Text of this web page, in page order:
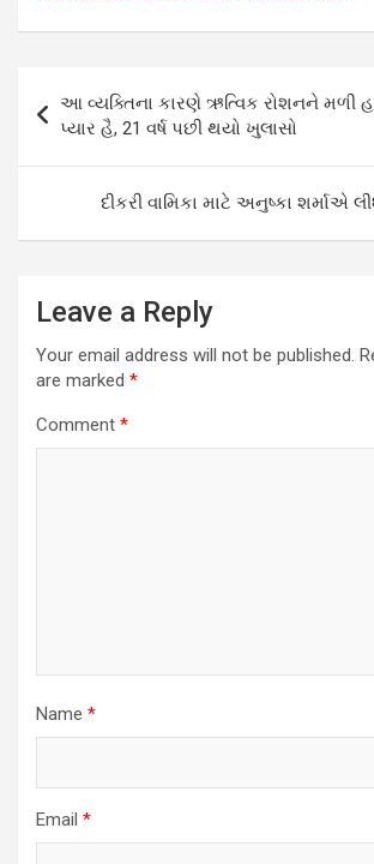
navigation
આ વ્યક્તિના કારણે ઋત્વિક રોશનને મળી
પ્યાર હૈ, 21 વર્ષ પછી થયો ખુલાસો
દીકરી વામિકા માટે અનુષ્કા શર્માએ
Leave a Reply
Your email address will not be published.
are marked *
Comment *
Name *
Email *